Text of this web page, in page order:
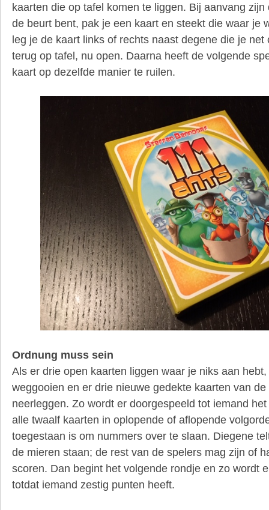
kaarten die op tafel komen te liggen. Bij aanvang
de beurt bent, pak je een kaart en steekt die waar je
leg je de kaart links of rechts naast degene die je
terug op tafel, nu open. Daarna heeft de volgende
kaart op dezelfde manier te ruilen.
Ordnung muss sein
Als er drie open kaarten liggen waar je niks aan
weggooien en er drie nieuwe gedekte kaarten van
neerleggen. Zo wordt er doorgespeeld tot iemand
alle twaalf kaarten in oplopende of aflopende
toegestaan is om nummers over te slaan. Diegene
de mieren staan; de rest van de spelers mag zijn of
scoren. Dan begint het volgende rondje en zo wordt
totdat iemand zestig punten heeft.